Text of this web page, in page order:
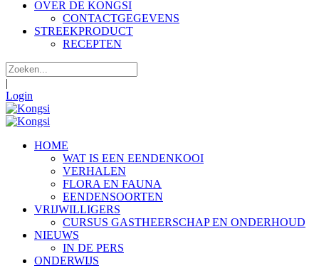
OVER DE KONGSI
CONTACTGEGEVENS
STREEKPRODUCT
RECEPTEN
|
Login
HOME
WAT IS EEN EENDENKOOI
VERHALEN
FLORA EN FAUNA
EENDENSOORTEN
VRIJWILLIGERS
CURSUS GASTHEERSCHAP EN ONDERHOUD
NIEUWS
IN DE PERS
ONDERWIJS